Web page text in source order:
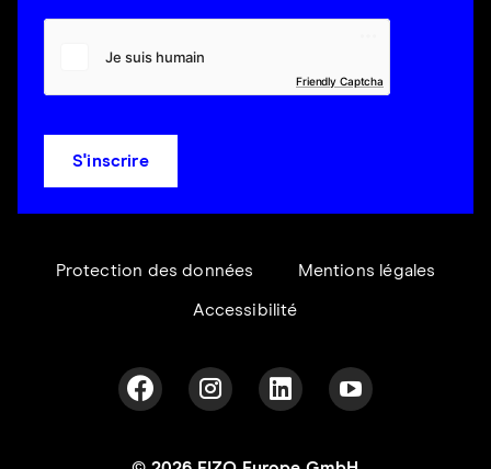
Friendly Captcha
S'inscrire
Protection des données Mentions légales
Accessibilité